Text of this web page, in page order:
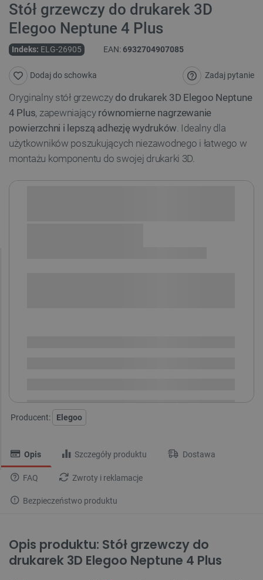
Stół grzewczy do drukarek 3D
Elegoo Neptune 4 Plus
Indeks: ELG-26905 EAN:6932704907085
Zadaj pytanie
Dodaj do schowka
Oryginalny stół grzewczy do drukarek 3D Elegoo Neptune
4 Plus, zapewniający równomierne nagrzewanie
powierzchni i lepszą adhezję wydruków. Idealny dla
użytkowników poszukujących niezawodnego i łatwego w
montażu komponentu do swojej drukarki 3D.
Producent: Elegoo
Opis Szczegóły produktu Dostawa
FAQ Zwroty i reklamacje
Bezpieczeństwo produktu
Opis produktu: Stół grzewczy do
drukarek 3D Elegoo Neptune 4 Plus